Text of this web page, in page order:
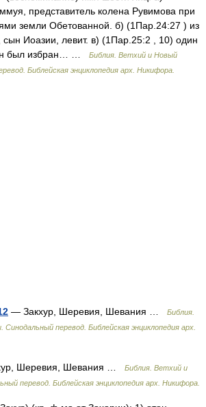
представитель колена Рувимова при
земли Обетованной. б) (1Пар.24:27 ) из
Иоазии, левит. в) (1Пар.25:2 , 10) один
был избран… …
Библия. Ветхий и Новый
Библейская энциклопедия арх. Никифора.
— Закхур, Шеревия, Шевания …
Библия.
перевод. Библейская энциклопедия арх.
Шеревия, Шевания …
Библия. Ветхий и
перевод. Библейская энциклопедия арх. Никифора.